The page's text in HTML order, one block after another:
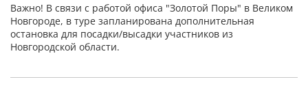
Важно! В связи с работой офиса "Золотой Поры" в Великом
Новгороде, в туре запланирована дополнительная
остановка для посадки/высадки участников из
Новгородской области.